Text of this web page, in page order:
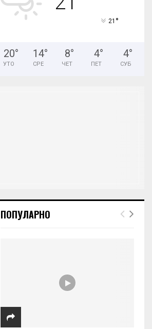
21 °
20°
УТО
14°
СРЕ
8°
ЧЕТ
4°
ПЕТ
4°
СУБ
ПОПУЛАРНО